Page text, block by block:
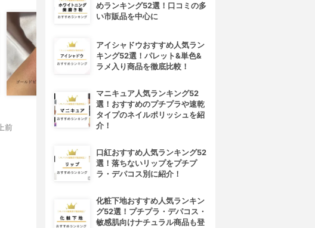
前
めランキング52選！口コミの多
い市販品を中心に
アイシャドウおすすめ人気ラン
キング52選！パレット&単色&
ラメ入り商品を徹底比較！
マニキュア人気ランキング52
選！おすすめのプチプラや速乾
タイプのネイルポリッシュを紹
介！
口紅おすすめ人気ランキング52
選！落ちないリップをプチプ
ラ・デパコス別に紹介！
化粧下地おすすめ人気ランキン
グ52選！プチプラ・デパコス・
敏感肌向けナチュラル商品も登